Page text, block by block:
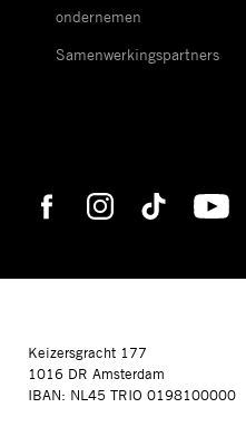
ondernemen
Samenwerkingspartners
Keizersgracht 177
1016 DR Amsterdam
IBAN: NL45 TRIO 0198100000